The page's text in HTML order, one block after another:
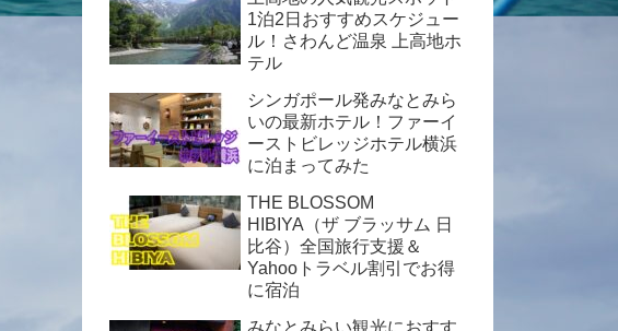
1泊2日おすすめスケジュー
ル！さわんど温泉 上高地ホ
テル
シンガポール発みなとみら
いの最新ホテル！ファーイ
ーストビレッジホテル横浜
に泊まってみた
THE BLOSSOM
HIBIYA（ザ ブラッサム 日
比谷）全国旅行支援＆
Yahooトラベル割引でお得
に宿泊
みなとみらい観光におすす